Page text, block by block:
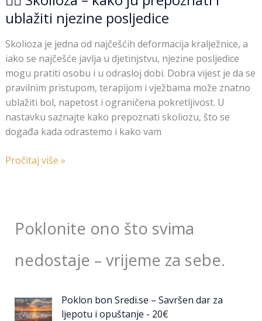
ublažiti njezine posljedice
Skolioza je jedna od najčešćih deformacija kralježnice, a
iako se najčešće javlja u djetinjstvu, njezine posljedice
mogu pratiti osobu i u odrasloj dobi. Dobra vijest je da se
pravilnim pristupom, terapijom i vježbama može znatno
ublažiti bol, napetost i ograničena pokretljivost. U
nastavku saznajte kako prepoznati skoliozu, što se
događa kada odrastemo i kako vam
Pročitaj više »
Poklonite ono što svima
nedostaje – vrijeme za sebe.
Poklon bon Sredi.se – Savršen dar za
ljepotu i opuštanje - 20€